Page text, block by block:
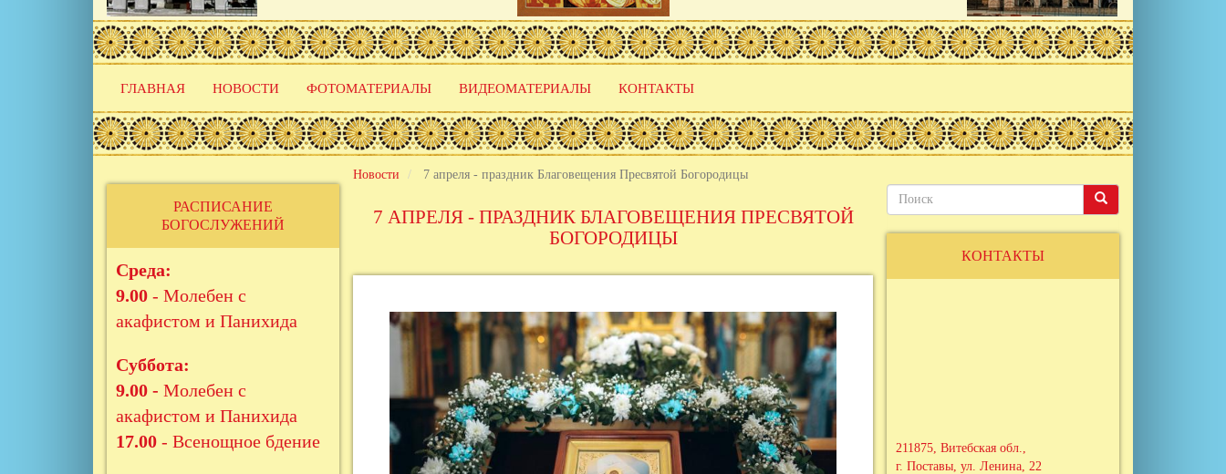
Основная
навигация
ГЛАВНАЯ НОВОСТИ ФОТОМАТЕРИАЛЫ ВИДЕОМАТЕРИАЛЫ КОНТАКТЫ
РАСПИСАНИЕ
БОГОСЛУЖЕНИЙ
Среда:
9.00 - Молебен с
акафистом и Панихида
Суббота:
9.00 - Молебен с
акафистом и Панихида
17.00 - Всенощное бдение
Новости 7 апреля - праздник Благовещения Пресвятой Богородицы
7 АПРЕЛЯ - ПРАЗДНИК БЛАГОВЕЩЕНИЯ ПРЕСВЯТОЙ
БОГОРОДИЦЫ
Поиск
Поиск Поиск
КОНТАКТЫ
211875, Витебская обл.,
г. Поставы, ул. Ленина, 22